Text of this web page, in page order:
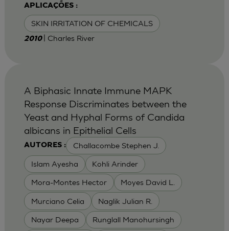
APLICAÇÕES :
SKIN IRRITATION OF CHEMICALS
2010 | Charles River
AUTORES : Challacombe Stephen J.
Islam Ayesha Kohli Arinder
Mora-Montes Hector Moyes David L.
Murciano Celia Naglik Julian R.
Nayar Deepa Runglall Manohursingh
A Biphasic Innate Immune MAPK
Response Discriminates between the
Yeast and Hyphal Forms of Candida
albicans in Epithelial Cells